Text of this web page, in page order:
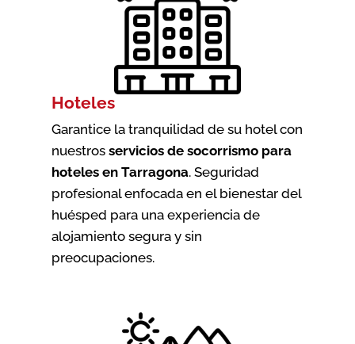
Hoteles
Garantice la tranquilidad de su hotel con
nuestros servicios de socorrismo para
hoteles en Tarragona. Seguridad
profesional enfocada en el bienestar del
huésped para una experiencia de
alojamiento segura y sin
preocupaciones.